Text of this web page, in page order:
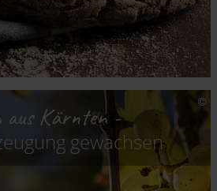
aus Kärnten -
gewachsen